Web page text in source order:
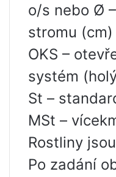
o/s nebo Ø
stromu (cm)
OKS –
systém
St –
MSt –
Rostliny
Po zadání